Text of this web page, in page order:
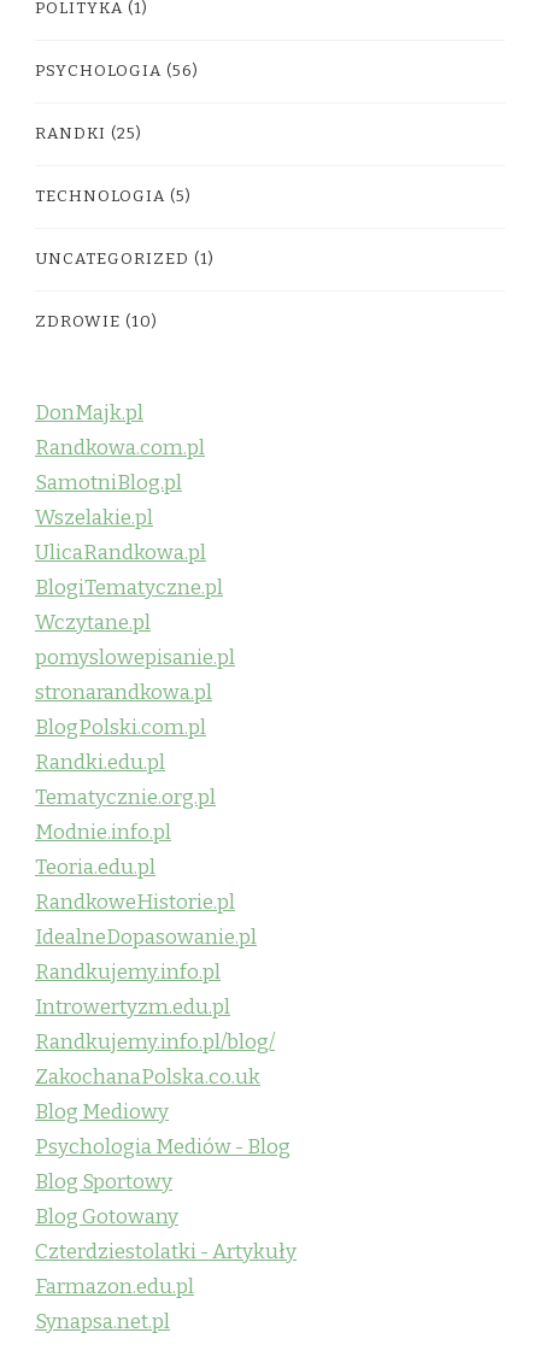
POLITYKA (1)
PSYCHOLOGIA (56)
RANDKI (25)
TECHNOLOGIA (5)
UNCATEGORIZED (1)
ZDROWIE (10)
DonMajk.pl
Randkowa.com.pl
SamotniBlog.pl
Wszelakie.pl
UlicaRandkowa.pl
BlogiTematyczne.pl
Wczytane.pl
pomyslowepisanie.pl
stronarandkowa.pl
BlogPolski.com.pl
Randki.edu.pl
Tematycznie.org.pl
Modnie.info.pl
Teoria.edu.pl
RandkoweHistorie.pl
IdealneDopasowanie.pl
Randkujemy.info.pl
Introwertyzm.edu.pl
Randkujemy.info.pl/blog/
ZakochanaPolska.co.uk
Blog Mediowy
Psychologia Mediów - Blog
Blog Sportowy
Blog Gotowany
Czterdziestolatki - Artykuły
Farmazon.edu.pl
Synapsa.net.pl